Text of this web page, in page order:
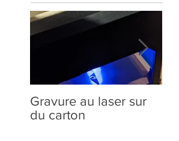
Gravure au laser sur
du carton